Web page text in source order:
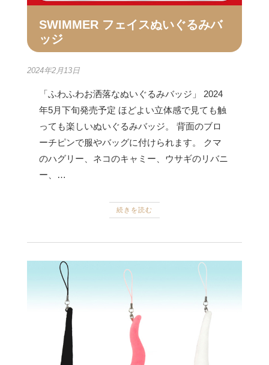
SWIMMER フェイスぬいぐるみバ
ッジ
2024年2月13日
「ふわふわお洒落なぬいぐるみバッジ」 2024
年5月下旬発売予定 ほどよい立体感で見ても触
っても楽しいぬいぐるみバッジ。 背面のブロ
ーチピンで服やバッグに付けられます。 クマ
のハグリー、ネコのキャミー、ウサギのリバニ
ー、…
続きを読む